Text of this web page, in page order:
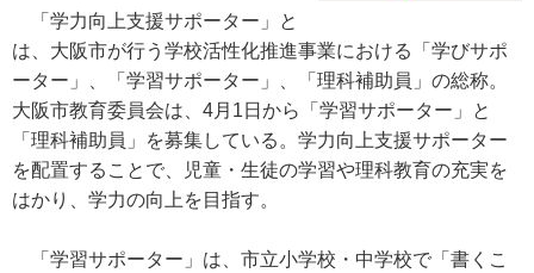
「学力向上支援サポーター」と
は、大阪市が行う学校活性化推進事業における「学びサポ
ーター」、「学習サポーター」、「理科補助員」の総称。
大阪市教育委員会は、4月1日から「学習サポーター」と
「理科補助員」を募集している。学力向上支援サポーター
を配置することで、児童・生徒の学習や理科教育の充実を
はかり、学力の向上を目指す。
「学習サポーター」は、市立小学校・中学校で「書くこ